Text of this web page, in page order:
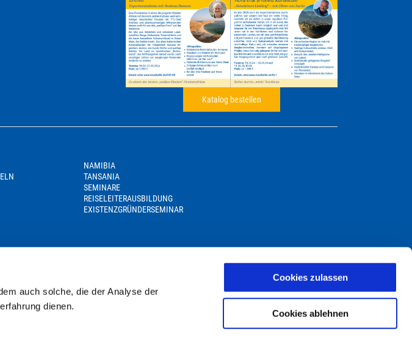
auch solche, die der Analyse der
dienen.
Cookies zulassen
Cookies ablehnen
Katalog bestellen
NAMIBIA
TANSANIA
SEMINARE
REISELEITERAUSBILDUNG
EXISTENZGRÜNDERSEMINAR